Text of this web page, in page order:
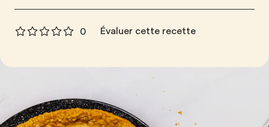
0 Évaluer cette recette